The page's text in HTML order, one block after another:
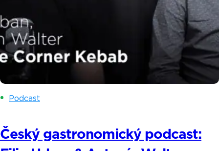
Podcast
Český gastronomický podcast: